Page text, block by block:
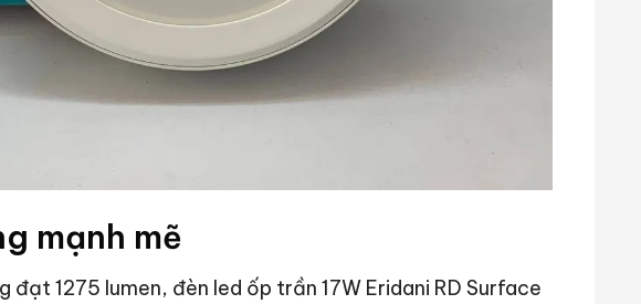
mạnh mẽ
đạt 1275 lumen, đèn led ốp trần 17W Eridani RD Surface